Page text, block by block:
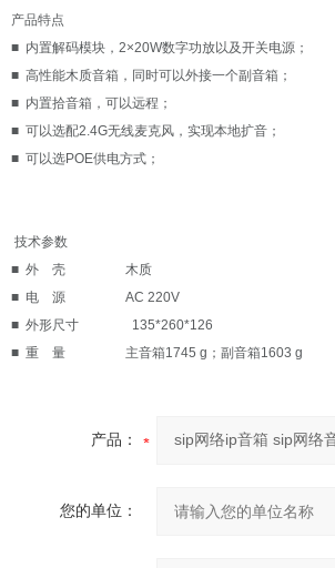
产品特点
■ 内置解码模块，2×20W数字功放以及开关电源；
■ 高性能木质音箱，同时可以外接一个副音箱；
■ 内置拾音箱，可以远程；
■ 可以选配2.4G无线麦克风，实现本地扩音；
■ 可以选POE供电方式；
技术参数
■ 外 壳 木质
■ 电 源 AC 220V
■ 外形尺寸 135*260*126
■ 重 量 主音箱1745 g；副音箱1603 g
产品：
您的单位：